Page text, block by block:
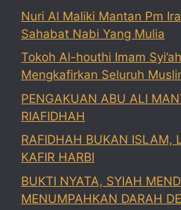
Nuri Al Maliki Mantan Pm
Sahabat Nabi Yang Mulia
Tokoh Al-houthi Imam
Mengkafirkan Seluruh
PENGAKUAN ABU ALI
RIAFIDHAH
RAFIDHAH BUKAN ISLAM,
KAFIR HARBI
BUKTI NYATA, SYIAH
MENUMPAHKAN DARAH